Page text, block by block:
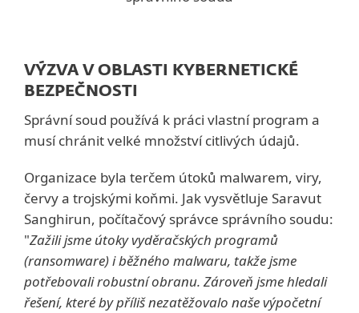
VÝZVA V OBLASTI KYBERNETICKÉ
BEZPEČNOSTI
Správní soud používá k práci vlastní program a
musí chránit velké množství citlivých údajů.
Organizace byla terčem útoků malwarem, viry,
červy a trojskými koňmi. Jak vysvětluje Saravut
Sanghirun, počítačový správce správního soudu:
"Zažili jsme útoky vyděračských programů
(ransomware) i běžného malwaru, takže jsme
potřebovali robustní obranu. Zároveň jsme hledali
řešení, které by příliš nezatěžovalo naše výpočetní